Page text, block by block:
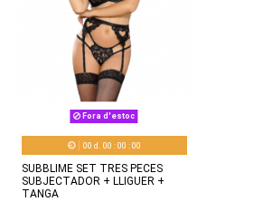
Fora d'estoc
00 d. 00 :00 :00
SUBBLIME SET TRES PECES
SUBJECTADOR + LLIGUER +
TANGA